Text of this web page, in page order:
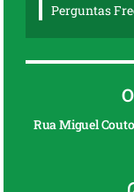
Perguntas
Rua Miguel